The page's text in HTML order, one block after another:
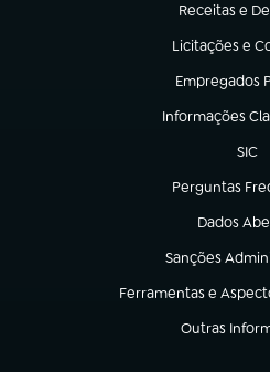
Receitas e
(abre em
Licitações e
(abre em
Empregados
(abre em
Informações
(abre em nova
SIC
Perguntas
(abre em nova
Dados
(abre em
Sanções
(abre em nova
Ferramentas e
(abre em nova aba)
Outras
(abre em